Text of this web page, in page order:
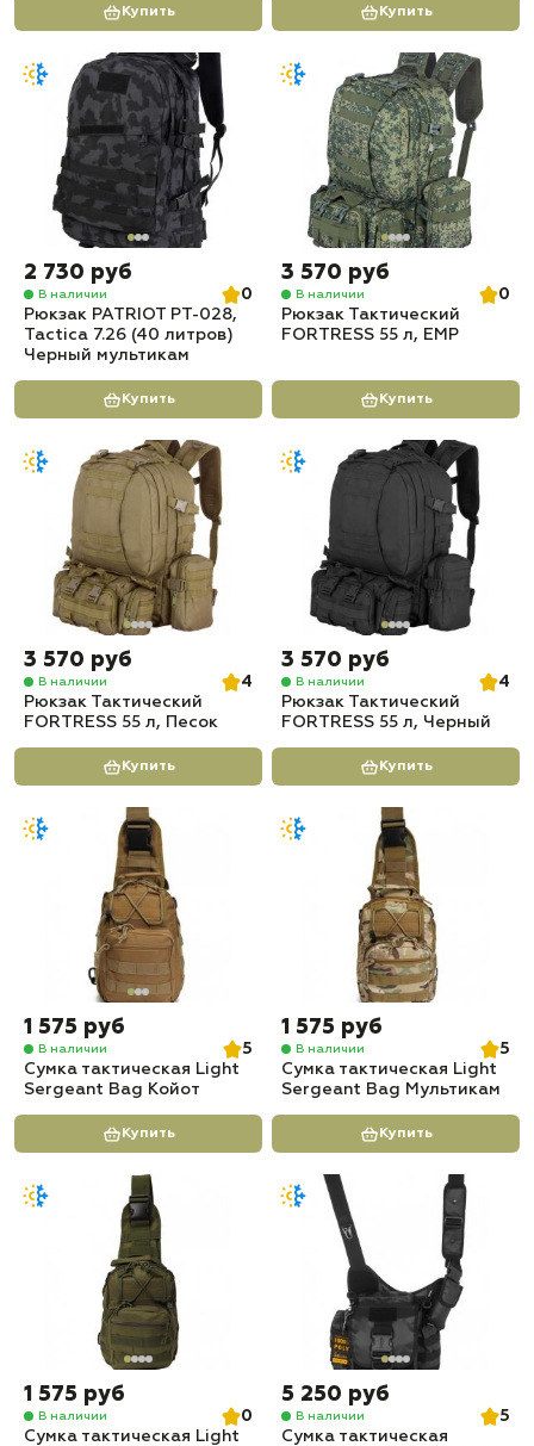
Купить Купить
2 730 руб
В наличии
0
Рюкзак PATRIOT РТ-028,
Tactica 7.26 (40 литров)
Черный мультикам
Купить
3 570 руб
В наличии
0
Рюкзак Тактический
FORTRESS 55 л, ЕМР
Купить
3 570 руб
В наличии
4
Рюкзак Тактический
FORTRESS 55 л, Песок
Купить
3 570 руб
В наличии
4
Рюкзак Тактический
FORTRESS 55 л, Черный
Купить
1 575 руб
В наличии
5
Сумка тактическая Light
Sergeant Bag Койот
Купить
1 575 руб
В наличии
5
Сумка тактическая Light
Sergeant Bag Мультикам
Купить
1 575 руб
В наличии
0
Сумка тактическая Light
5 250 руб
В наличии
5
Сумка тактическая